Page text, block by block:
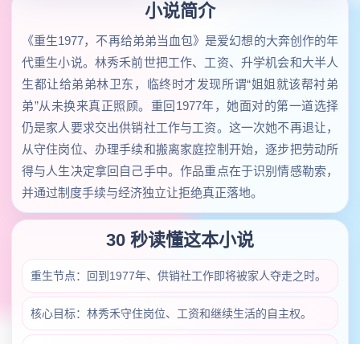
小说简介
《重生1977，不再给弟弟当血包》是爱幻想的大奔创作的年
代重生小说。林秀禾前世把工作、工资、升学机会和大半人
生都让给弟弟林卫东，临终时才发现所谓“姐姐就该帮衬弟
弟”从未换来真正照顾。重回1977年，她面对的第一道选择
仍是家人要求交出供销社工作与工资。这一次她不再退让，
从守住岗位、办理手续和搬离家庭控制开始，逐步把劳动所
得与人生决定拿回自己手中。作品重点在于识别情感勒索，
并通过制度手续与经济独立让拒绝真正落地。
30 秒读懂这本小说
重生节点：回到1977年、供销社工作即将被家人夺走之时。
核心目标：林秀禾守住岗位、工资和继续生活的自主权。